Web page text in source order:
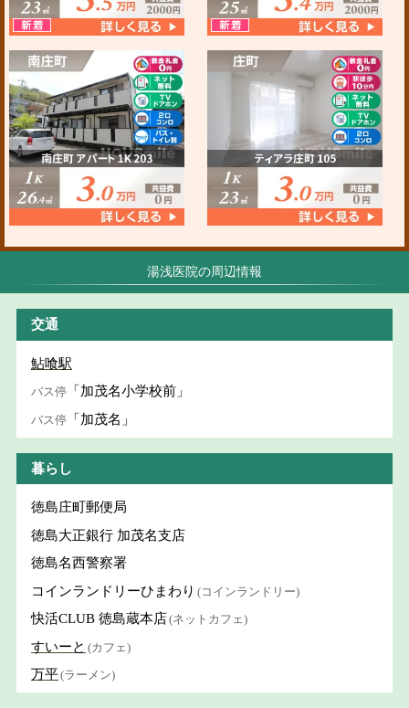
湯浅医院の周辺情報
交通
鮎喰駅
バス停 「加茂名小学校前」
バス停 「加茂名」
暮らし
徳島庄町郵便局
徳島大正銀行 加茂名支店
徳島名西警察署
コインランドリーひまわり (コインランドリー)
快活CLUB 徳島蔵本店(ネットカフェ)
すいーと (カフェ)
万平(ラーメン)